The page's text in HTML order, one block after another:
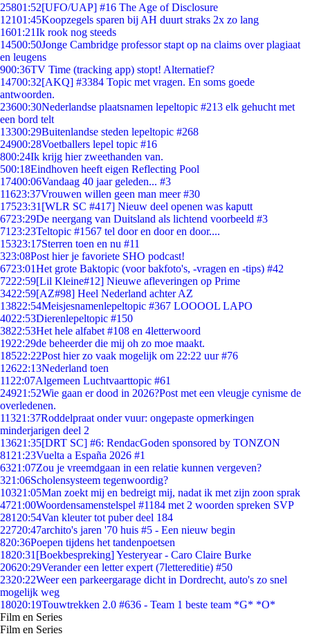
25801:52[UFO/UAP] #16 The Age of Disclosure
12101:45Koopzegels sparen bij AH duurt straks 2x zo lang
1601:21Ik rook nog steeds
14500:50Jonge Cambridge professor stapt op na claims over plagiaat
en leugens
900:36TV Time (tracking app) stopt! Alternatief?
14700:32[AKQ] #3384 Topic met vragen. En soms goede
antwoorden.
23600:30Nederlandse plaatsnamen lepeltopic #213 elk gehucht met
een bord telt
13300:29Buitenlandse steden lepeltopic #268
24900:28Voetballers lepel topic #16
800:24Ik krijg hier zweethanden van.
500:18Eindhoven heeft eigen Reflecting Pool
17400:06Vandaag 40 jaar geleden... #3
11623:37Vrouwen willen geen man meer #30
17523:31 [WLR SC #417] Nieuw deel openen was kaputt
6723:29De neergang van Duitsland als lichtend voorbeeld #3
71 23:23Teltopic #1567 tel door en door en door....
15323:17Sterren toen en nu #11
323:08Post hier je favoriete SHO podcast!
6723:01Het grote Baktopic (voor bakfoto's, -vragen en -tips) #42
7222:59[Lil Kleine#12] Nieuwe afleveringen op Prime
3422:59[AZ#98] Heel Nederland achter AZ
13822:54Meisjesnamenlepeltopic #367 LOOOOL LAPO
4022:53Dierenlepeltopic #150
3822:53Het hele alfabet #108 en 4letterwoord
1922:29de beheerder die mij oh zo moe maakt.
18522:22Post hier zo vaak mogelijk om 22:22 uur #76
12622:13Nederland toen
11 22:07Algemeen Luchtvaarttopic #61
24921:52Wie gaan er dood in 2026?Post met een vleugje cynisme de
overledenen.
11321:37Roddelpraat onder vuur: ongepaste opmerkingen
minderjarigen deel 2
13621:35[DRT SC] #6: RendacGoden sponsored by TONZON
81 21:23Vuelta a España 2026 #1
6321:07Zou je vreemdgaan in een relatie kunnen vergeven?
321:06Scholensysteem tegenwoordig?
10321:05Man zoekt mij en bedreigt mij, nadat ik met zijn zoon sprak
4721:00Woordensamenstelspel #1184 met 2 woorden spreken SVP
281 20:54Van kleuter tot puber deel 184
22720:47archito's jaren '70 huis #5 - Een nieuw begin
820:36Poepen tijdens het tandenpoetsen
1820:31 [Boekbespreking] Yesteryear - Caro Claire Burke
20620:29Verander een letter expert (7lettereditie) #50
2320:22Weer een parkeergarage dicht in Dordrecht, auto's zo snel
mogelijk weg
18020:19Touwtrekken 2.0 #636 - Team 1 beste team *G* *O*
Film en Series
Film en Series